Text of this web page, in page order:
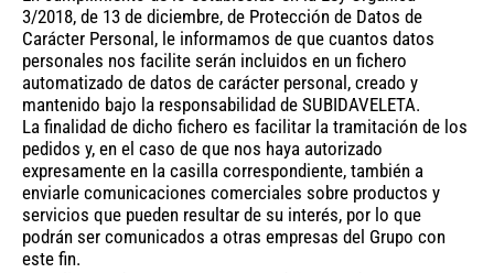
3/2018, de 13 de diciembre, de Protección de Datos de
Carácter Personal, le informamos de que cuantos datos
personales nos facilite serán incluidos en un fichero
automatizado de datos de carácter personal, creado y
mantenido bajo la responsabilidad de SUBIDAVELETA.
La finalidad de dicho fichero es facilitar la tramitación de los
pedidos y, en el caso de que nos haya autorizado
expresamente en la casilla correspondiente, también a
enviarle comunicaciones comerciales sobre productos y
servicios que pueden resultar de su interés, por lo que
podrán ser comunicados a otras empresas del Grupo con
este fin.